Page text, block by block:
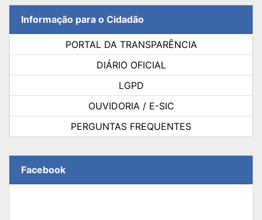
Informação para o Cidadão
PORTAL DA TRANSPARÊNCIA
DIÁRIO OFICIAL
LGPD
OUVIDORIA / E-SIC
PERGUNTAS FREQUENTES
Facebook